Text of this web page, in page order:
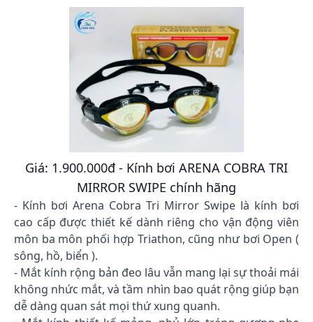
Giá: 1.900.000đ - Kính bơi ARENA COBRA TRI
MIRROR SWIPE chính hãng
- Kính bơi Arena Cobra Tri Mirror Swipe là kính bơi
cao cấp được thiết kế dành riêng cho vận động viên
môn ba môn phối hợp Triathon, cũng như bơi Open (
sông, hồ, biển ).
- Mắt kính rộng bản đeo lâu vẫn mang lại sự thoải mái
không nhức mắt, và tầm nhìn bao quát rộng giúp bạn
dễ dàng quan sát mọi thứ xung quanh.